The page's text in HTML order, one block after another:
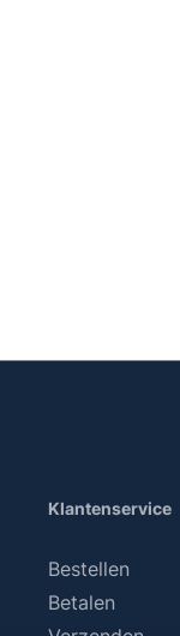
Klantenservice
Bestellen
Betalen